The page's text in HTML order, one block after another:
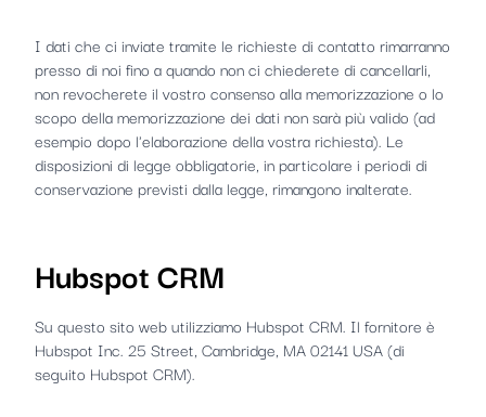
I dati che ci inviate tramite le richieste di contatto rimarranno
presso di noi fino a quando non ci chiederete di cancellarli,
non revocherete il vostro consenso alla memorizzazione o lo
scopo della memorizzazione dei dati non sarà più valido (ad
esempio dopo l'elaborazione della vostra richiesta). Le
disposizioni di legge obbligatorie, in particolare i periodi di
conservazione previsti dalla legge, rimangono inalterate.
Hubspot CRM
Su questo sito web utilizziamo Hubspot CRM. Il fornitore è
Hubspot Inc. 25 Street, Cambridge, MA 02141 USA (di
seguito Hubspot CRM).